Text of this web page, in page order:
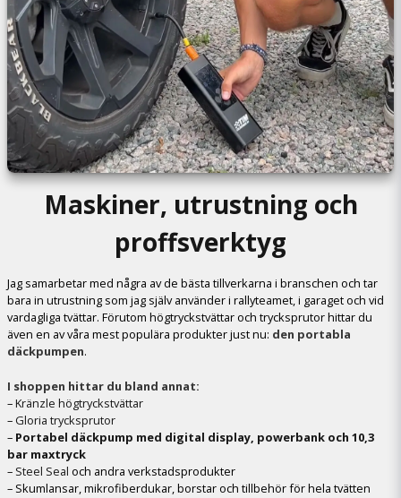
Maskiner, utrustning och
proffsverktyg
Jag samarbetar med några av de bästa tillverkarna i branschen och tar
bara in utrustning som jag själv använder i rallyteamet, i garaget och vid
vardagliga tvättar. Förutom högtryckstvättar och trycksprutor hittar du
även en av våra mest populära produkter just nu: den portabla
däckpumpen.
I shoppen hittar du bland annat:
–Kränzle högtryckstvättar
– Gloria trycksprutor
– Portabel däckpump med digital display, powerbank och 10,3
bar maxtryck
– Steel Seal och andra verkstadsprodukter
– Skumlansar, mikrofiberdukar, borstar och tillbehör för hela tvätten